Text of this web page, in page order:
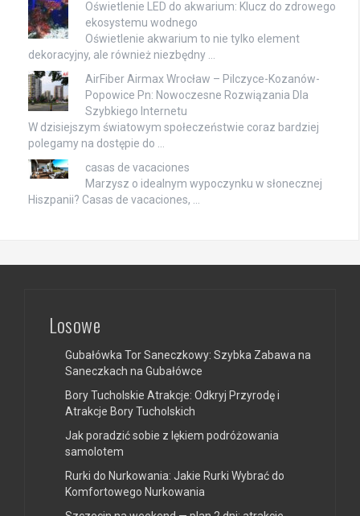
Oświetlenie LED do akwarium: Klucz do zdrowego
ekosystemu wodnego
Oświetlenie akwarium to nie tylko element
dekoracyjny, ale również niezbędny …
AirFiber Airmax Wrocław – Pilczyce-Kozanów-
Popowice Pn: Nowoczesne Rozwiązania Dla
Szybkiego Internetu
W dzisiejszym światowym społeczeństwie coraz bardziej
polegamy na dostępie do …
casas de vacaciones
Marzysz o idealnym wypoczynku w słonecznej
Hiszpanii? Casas de vacaciones, …
Losowe
Gubałówka Tor Saneczkowy: Szybka Zabawa na
Saneczkach na Gubałówce
Bory Tucholskie Atrakcje: Odkryj Przyrodę i
Atrakcje Bory Tucholskich
Jak poradzić sobie z lękiem podróżowania
samolotem
Rurki do Nurkowania: Jakie Rurki Wybrać do
Komfortowego Nurkowania